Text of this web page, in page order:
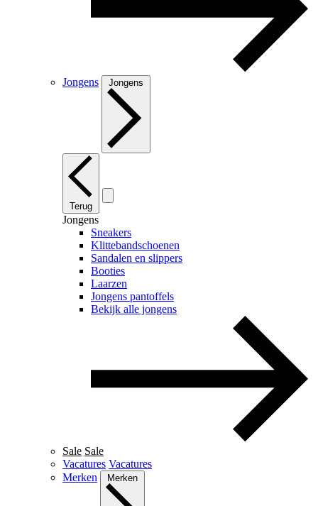
Jongens Jongens
Terug
Jongens
Sneakers
Klittebandschoenen
Sandalen en slippers
Booties
Laarzen
Jongens pantoffels
Bekijk alle jongens
Sale Sale
Vacatures Vacatures
Merken
Merken